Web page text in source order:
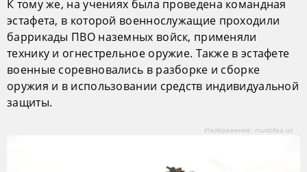
К тому же, на учениях была проведена командная
эстафета, в которой военнослужащие проходили
баррикады ПВО наземных войск, применяли
технику и огнестрельное оружие. Также в эстафете
военные соревновались в разборке и сборке
оружия и в использовании средств индивидуальной
защиты.
Изображение: mudofaa.uz